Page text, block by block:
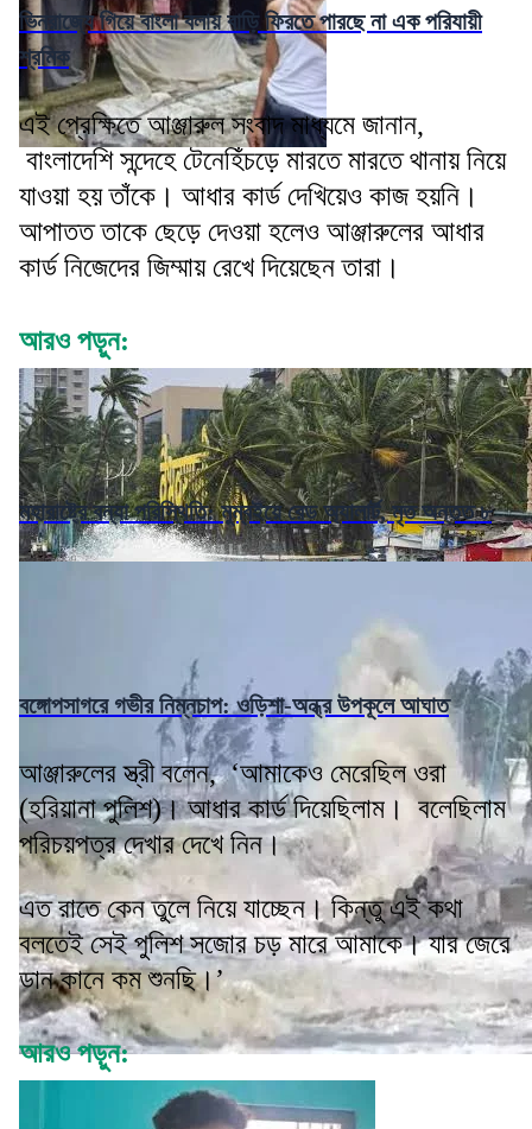
ভিনরাজ্যে গিয়ে বাংলা বলায় বাড়ি ফিরতে পারছে না এক পরিযায়ী
শ্রমিক
এই প্রেক্ষিতে আঞ্জারুল সংবাদ মাধ্যমে জানান,
বাংলাদেশি সন্দেহে টেনেহিঁচড়ে মারতে মারতে থানায় নিয়ে
যাওয়া হয় তাঁকে। আধার কার্ড দেখিয়েও কাজ হয়নি।
আপাতত তাকে ছেড়ে দেওয়া হলেও আঞ্জারুলের আধার
কার্ড নিজেদের জিম্মায় রেখে দিয়েছেন তারা।
আরও পড়ুন:
মহারাষ্ট্রে বন্যা পরিস্থিতি: মুম্বইয়ে রেড অ্যালার্ট, মৃত অন্তত ৮
বঙ্গোপসাগরে গভীর নিম্নচাপ: ওড়িশা-অন্ধ্র উপকূলে আঘাত
আঞ্জারুলের স্ত্রী বলেন, ‘আমাকেও মেরেছিল ওরা
(হরিয়ানা পুলিশ)। আধার কার্ড দিয়েছিলাম। বলেছিলাম
পরিচয়পত্র দেখার দেখে নিন।
এত রাতে কেন তুলে নিয়ে যাচ্ছেন। কিন্তু এই কথা
বলতেই সেই পুলিশ সজোর চড় মারে আমাকে। যার জেরে
ডান কানে কম শুনছি।’
আরও পড়ুন: